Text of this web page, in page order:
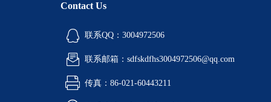
Contact Us
联系QQ：3004972506
联系邮箱：sdfskdfhs3004972506@qq.com
传真：86-021-60443211